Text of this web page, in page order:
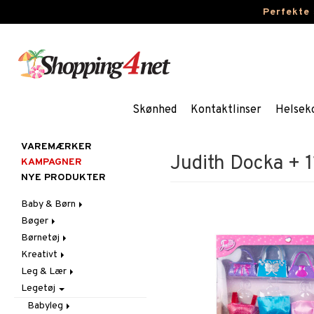
Perfekte
Skønhed Kontaktlinser
Judith Docka +
VAREMÆRKER
KAMPAGNER
NYE PRODUKTER
Baby & Børn
Aktivitet
Babygym
Bid & Rangler
Skråstole
Sutteklude
Uroer
Badekåber & Håndklæder
Barnevogn-tilbehør
Fest
Tilbehør
Udklædning
Gravid/Mor
Graviditet & amning
Indretning
Bøger
Dagbøger
Kreative bøger
Malebøger
Børnetøj
Accessories
Kasketter & Solhatte
Badetøj & UV-tøj
Kjoler
Nattøj
Kreativt
Klistermærker
Kreativt materiale
Kreativt Sæt
Leg & Lær
Eksperimenter
Indlæringsspil
Legetøj
Babyleg